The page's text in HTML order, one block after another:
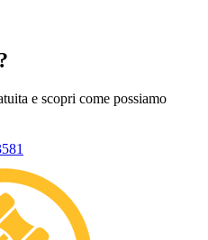
e scopri come possiamo